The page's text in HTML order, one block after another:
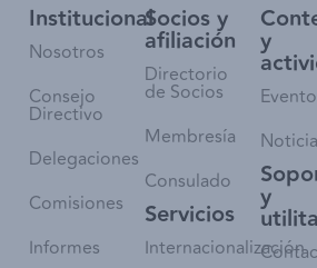
Institucional
Nosotros
Consejo
Directivo
Delegaciones
Comisiones
Informes
Socios y
afiliación
Directorio
de Socios
Membresía
Consulado
Servicios
Internacionalización
y
y